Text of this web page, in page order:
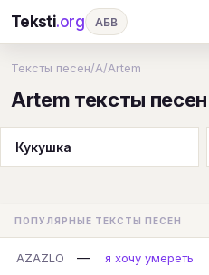
Teksti.org АБВ
И К Л М Н
Т У Ф Х Ц
Я En A B C
H I J K L
Q R S T U
Тексты песен/A/Artem
Artem тексты песен
Кукушка
ПОПУЛЯРНЫЕ ТЕКСТЫ ПЕСЕН
AZAZLO —
я хочу умереть